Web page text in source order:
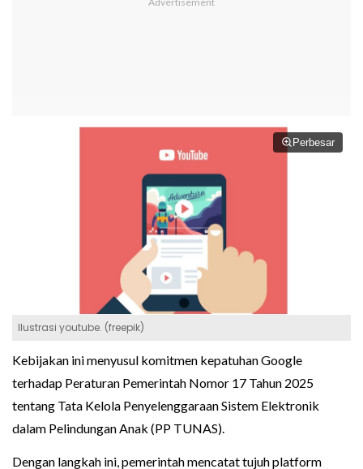
Perbesar
Ilustrasi youtube. (freepik)
Kebijakan ini menyusul komitmen kepatuhan Google
terhadap Peraturan Pemerintah Nomor 17 Tahun 2025
tentang Tata Kelola Penyelenggaraan Sistem Elektronik
dalam Pelindungan Anak (PP TUNAS).
Dengan langkah ini, pemerintah mencatat tujuh platform